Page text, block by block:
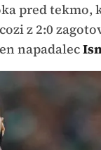
pred tekmo,
z 2:0
napadalec